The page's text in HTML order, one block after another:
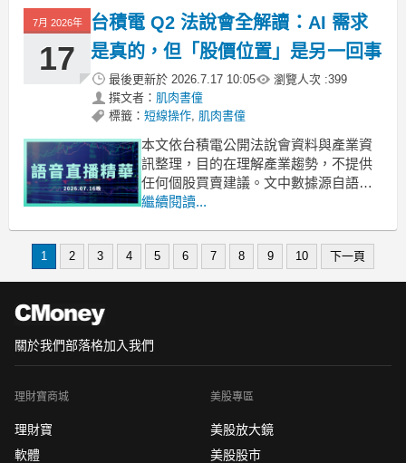
與供應鏈位置僅作技術舉例，非完整名
單，正式規格以 NVIDIA 官方公告為
準，讀者應自行查證並獨立判
7月 2026年
17
台積電 Q2 法說會全解讀：AI 需求
是真的，但「股價位置」是另一回事
最後更新於 2026.7.17 10:05 瀏覽人次 :399
撰文者： 肌肉書僮
標籤： 短線操作, 肌肉書僮
本文依台積電公開法說會資料與產業資
訊整理，目的在理解產業趨勢，不提供
任何個股買賣建議。文中數據源自語音
轉錄，標「待核」者請自行查證。 📌 這
（nobody gives a shit）。－供需缺口超
繼續閱讀...
1 2 3 4 5 6 7 8 9 10 下一頁
關於我們部落格加入我們
理財寶商城
理財寶
軟體
美股專區
美股放大鏡
美股股市